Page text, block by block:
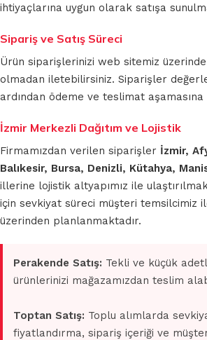
ihtiyaçlarına uygun olarak satışa
Sipariş ve Satış Süreci
Ürün siparişlerinizi web sitemiz
olmadan iletebilirsiniz. Siparişler
ardından ödeme ve teslimat aşamasına
İzmir Merkezli Dağıtım ve Lojistik
Firmamızdan verilen siparişler İzmir,
Balıkesir, Bursa, Denizli, Kütahya,
illerine lojistik altyapımız ile
için sevkiyat süreci müşteri temsilcimiz
üzerinden planlanmaktadır.
Perakende Satış: Tekli ve küçük
ürünlerinizi mağazamızdan teslim
Toptan Satış: Toplu alımlarda
fiyatlandırma, sipariş içeriği ve